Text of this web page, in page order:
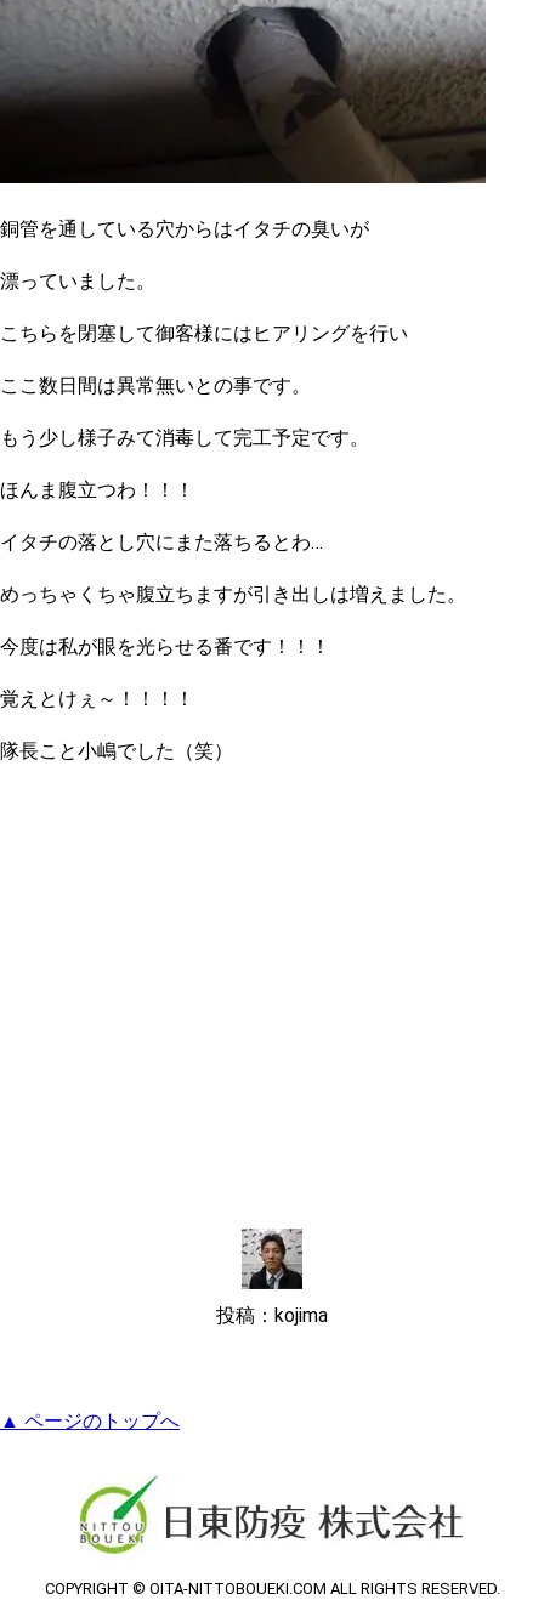
銅管を通している穴からはイタチの臭いが
漂っていました。
こちらを閉塞して御客様にはヒアリングを行い
ここ数日間は異常無いとの事です。
もう少し様子みて消毒して完工予定です。
ほんま腹立つわ！！！
イタチの落とし穴にまた落ちるとわ…
めっちゃくちゃ腹立ちますが引き出しは増えました。
今度は私が眼を光らせる番です！！！
覚えとけぇ～！！！！
隊長こと小嶋でした（笑）
投稿：kojima
▲ ページのトップへ
COPYRIGHT © OITA-NITTOBOUEKI.COM ALL RIGHTS RESERVED.